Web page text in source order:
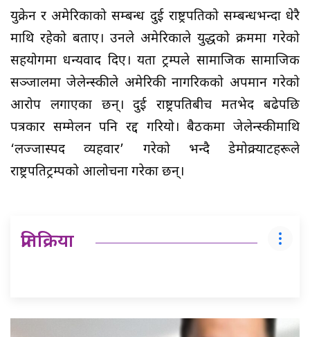
युक्रेन र अमेरिकाको सम्बन्ध दुई राष्ट्रपतिको सम्बन्धभन्दा धेरै
माथि रहेको बताए। उनले अमेरिकाले युद्धको क्रममा गरेको
सहयोगमा धन्यवाद दिए। यता ट्रम्पले सामाजिक सामाजिक
सञ्जालमा जेलेन्स्कीले अमेरिकी नागरिकको अपमान गरेको
आरोप लगाएका छन्। दुई राष्ट्रपतिबीच मतभेद बढेपछि
पत्रकार सम्मेलन पनि रद्द गरियो। बैठकमा जेलेन्स्कीमाथि
‘लज्जास्पद व्यहवार’ गरेको भन्दै डेमोक्र्याटहरूले
राष्ट्रपतिट्रम्पको आलोचना गरेका छन्।
प्रतिक्रिया